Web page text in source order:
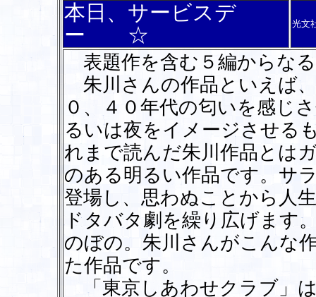
本日、サービスデ
ー ☆
光文
表題作を含む５編からな
朱川さんの作品といえば
０、４０年代の匂いを感じ
るいは夜をイメージさせる
れまで読んだ朱川作品とは
のある明るい作品です。サ
登場し、思わぬことから人
ドタバタ劇を繰り広げます
のぼの。朱川さんがこんな
た作品です。
「東京しあわせクラブ」